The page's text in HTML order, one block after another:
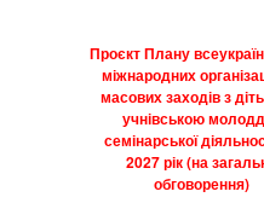
Проєкт Плану
міжнародних
масових заходів з
учнівською
семінарської
2027 рік (на
обговорення)